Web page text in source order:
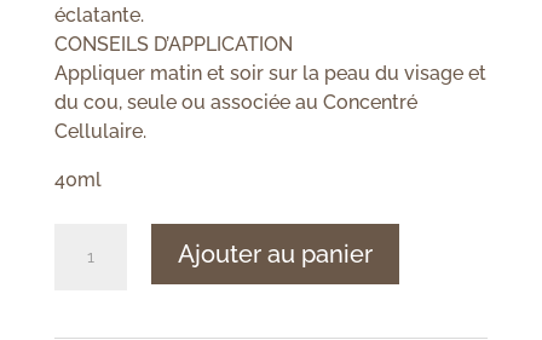
éclatante.
CONSEILS D’APPLICATION
Appliquer matin et soir sur la peau du visage et
du cou, seule ou associée au Concentré
Cellulaire.
40ml
Ajouter au panier